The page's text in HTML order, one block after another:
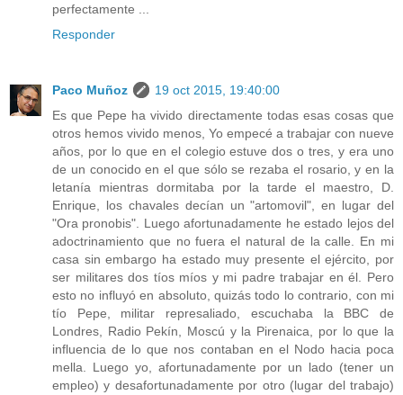
perfectamente ...
Responder
Paco Muñoz
19 oct 2015, 19:40:00
Es que Pepe ha vivido directamente todas esas cosas que
otros hemos vivido menos, Yo empecé a trabajar con nueve
años, por lo que en el colegio estuve dos o tres, y era uno
de un conocido en el que sólo se rezaba el rosario, y en la
letanía mientras dormitaba por la tarde el maestro, D.
Enrique, los chavales decían un "artomovil", en lugar del
"Ora pronobis". Luego afortunadamente he estado lejos del
adoctrinamiento que no fuera el natural de la calle. En mi
casa sin embargo ha estado muy presente el ejército, por
ser militares dos tíos míos y mi padre trabajar en él. Pero
esto no influyó en absoluto, quizás todo lo contrario, con mi
tío Pepe, militar represaliado, escuchaba la BBC de
Londres, Radio Pekín, Moscú y la Pirenaica, por lo que la
influencia de lo que nos contaban en el Nodo hacia poca
mella. Luego yo, afortunadamente por un lado (tener un
empleo) y desafortunadamente por otro (lugar del trabajo)